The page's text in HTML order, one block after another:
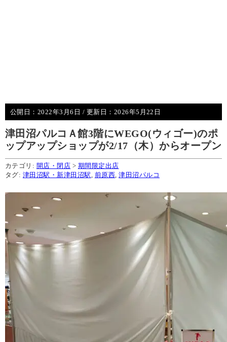
公開日： 2022年3月6日 / 更新日： 2026年5月22日
津田沼パルコＡ館3階にWEGO(ウィゴー)のポ
ップアップショップが2/17（木）からオープン
カテゴリ: 開店・閉店 > 期間限定出店
タグ: 津田沼駅・新津田沼駅 前原西 ,津田沼パルコ